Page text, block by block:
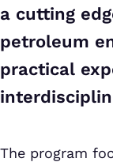
a cutting
petroleum
practical
The program